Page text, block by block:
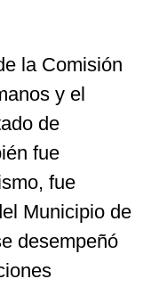
la Comisión
y el
de
fue
fue
Municipio de
desempeñó